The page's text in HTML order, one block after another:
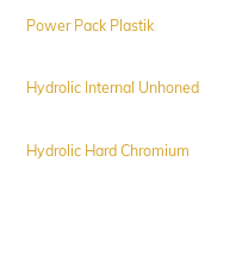
Power Pack Plastik
Hydrolic Internal Unhoned
Hydrolic Hard Chromium